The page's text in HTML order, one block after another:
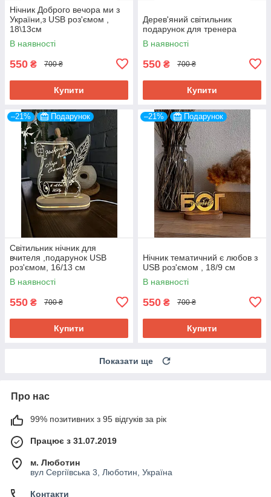
Нічник Доброго вечора ми з
України,з USB роз'ємом ,
18\13см
В наявності
550 ₴ 700 ₴
Купити
Дерев'яний світильник
подарунок для тренера
В наявності
550 ₴ 700 ₴
Купити
–21% Подарунок
Світильник нічник для
вчителя ,подарунок USB
роз'ємом, 16/13 см
В наявності
550 ₴ 700 ₴
Купити
–21% Подарунок
Нічник тематичний є любов з
USB роз'ємом , 18/9 см
В наявності
550 ₴ 700 ₴
Купити
Показати ще
Про нас
99% позитивних з 95 відгуків за рік
Працює з 31.07.2019
м. Люботин
вул Сергіївська 3, Люботин, Україна
Контакти